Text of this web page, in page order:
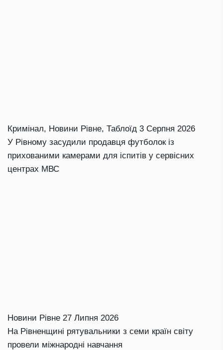
Кримінал, Новини Рівне, Таблоїд 3 Серпня 2026
У Рівному засудили продавця футболок із
прихованими камерами для іспитів у сервісних
центрах МВС
Новини Рівне 27 Липня 2026
На Рівненщині рятувальники з семи країн світу
провели міжнародні навчання